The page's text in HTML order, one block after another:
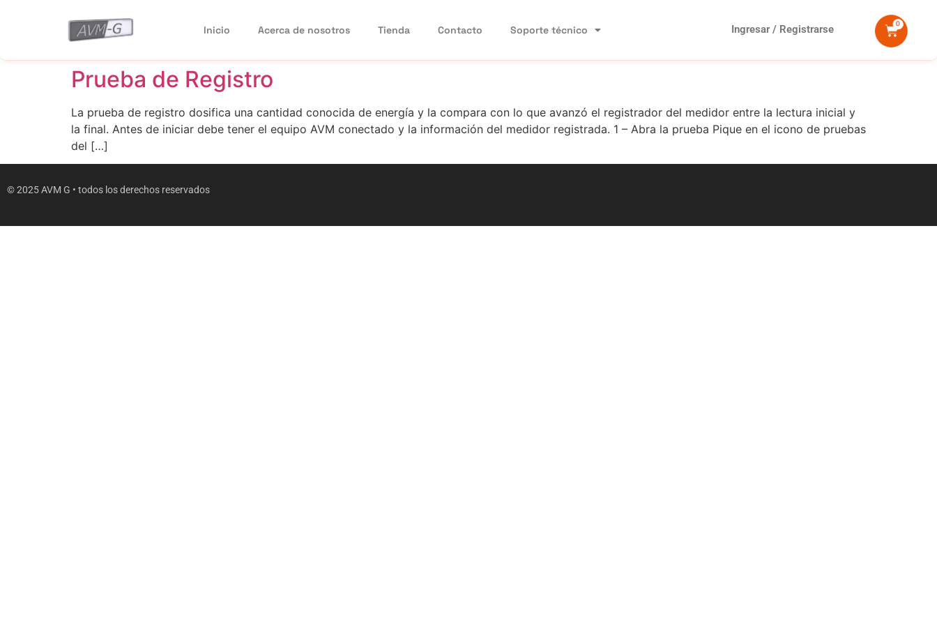
Inicio Acerca de nosotros Tienda Contacto Soporte técnico Ingresar / Registrarse
Prueba de Registro
La prueba de registro dosifica una cantidad conocida de energía y la compara con lo que avanzó el registrador del medidor entre la lectura inicial y
la final. Antes de iniciar debe tener el equipo AVM conectado y la información del medidor registrada. 1 – Abra la prueba Pique en el icono de pruebas
del […]
© 2025 AVM G • todos los derechos reservados